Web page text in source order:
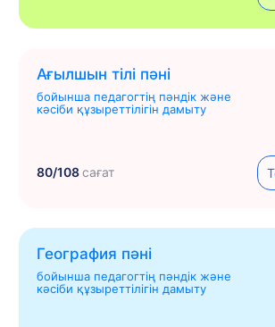
Ағылшын тілі пәні
бойынша педагогтің пәндік және
кәсіби құзыреттілігін дамыту
80/108сағат
География пәні
бойынша педагогтің пәндік және
кәсіби құзыреттілігін дамыту